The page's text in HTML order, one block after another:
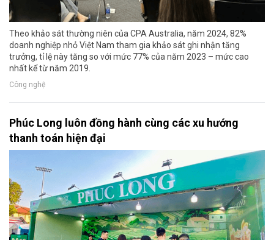
Theo khảo sát thường niên của CPA Australia, năm 2024, 82%
doanh nghiệp nhỏ Việt Nam tham gia khảo sát ghi nhận tăng
trưởng, tỉ lệ này tăng so với mức 77% của năm 2023 – mức cao
nhất kể từ năm 2019.
Công nghệ
Phúc Long luôn đồng hành cùng các xu hướng
thanh toán hiện đại